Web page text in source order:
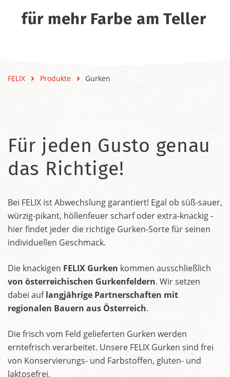
für mehr Farbe am Teller
FELIX Produkte Gurken
Für jeden Gusto genau
das Richtige!
Bei FELIX ist Abwechslung garantiert! Egal ob süß-sauer,
würzig-pikant, höllenfeuer scharf oder extra-knackig -
hier findet jeder die richtige Gurken-Sorte für seinen
individuellen Geschmack.
Die knackigen FELIX Gurken kommen ausschließlich
von österreichischen Gurkenfeldern. Wir setzen
dabei auflangjährige Partnerschaften mit
regionalen Bauern aus Österreich.
Die frisch vom Feld gelieferten Gurken werden
erntefrisch verarbeitet. Unsere FELIX Gurken sind frei
von Konservierungs- und Farbstoffen, gluten- und
laktosefrei.